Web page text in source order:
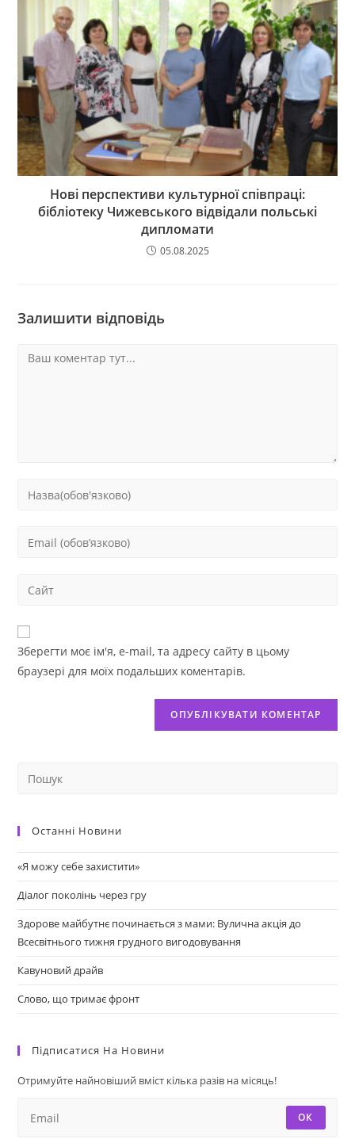
Нові перспективи культурної співпраці:
бібліотеку Чижевського відвідали польські
дипломати
05.08.2025
Залишити відповідь
Зберегти моє ім'я, e-mail, та адресу сайту в цьому
браузері для моїх подальших коментарів.
Останні Новини
«Я можу себе захистити»
Діалог поколінь через гру
Здорове майбутнє починається з мами: Вулична акція до
Всесвітнього тижня грудного вигодовування
Кавуновий драйв
Слово, що тримає фронт
Підписатися На Новини
Отримуйте найновіший вміст кілька разів на місяць!
ОК